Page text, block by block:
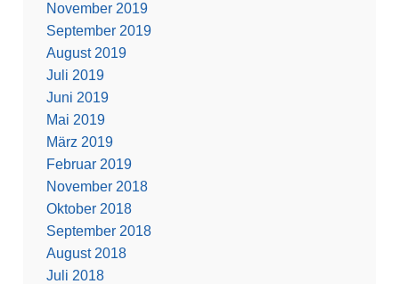
November 2019
September 2019
August 2019
Juli 2019
Juni 2019
Mai 2019
März 2019
Februar 2019
November 2018
Oktober 2018
September 2018
August 2018
Juli 2018